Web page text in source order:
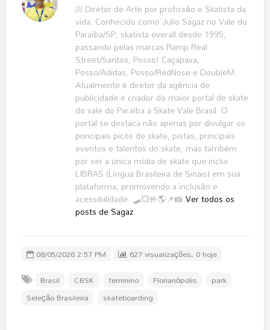
/// Diretor de Arte por profissão e Skatista da
vida. Conhecido como Julio Sagaz no Vale do
Paraíba/SP, skatista overall desde 1995,
passando pelas marcas Ramp Real
Street/Santos, Posso! Caçapava,
Posso/Adidas, Posso/RedNose e DoubleM.
Atualmente é diretor da agência de
publicidade e criador do maior portal de skate
do vale do Paraíba a Skate Vale Brasil. O
portal se destaca não apenas por divulgar os
principais picos de skate, pistas, principais
eventos e talentos do skate, mas também
por ser a única mídia de skate que inclui
LIBRAS (Língua Brasileira de Sinais) em sua
plataforma, promovendo a inclusão e
acessibilidade. 🛹💥🤟🌎📌📸Ver todos os
posts de Sagaz
08/05/2026 2:57 PM
627 visualizações, 0 hoje
Brasil
CBSK feminino Florianópolis
park
Seleção Brasileira
skateboarding